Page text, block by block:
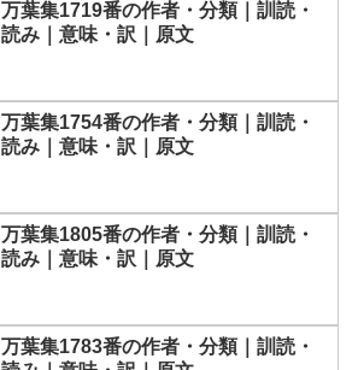
万葉集1719番の作者・分類｜訓読・
読み｜意味・訳｜原文
万葉集1754番の作者・分類｜訓読・
読み｜意味・訳｜原文
万葉集1805番の作者・分類｜訓読・
読み｜意味・訳｜原文
万葉集1783番の作者・分類｜訓読・